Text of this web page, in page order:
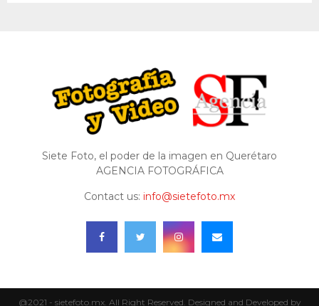
Siete Foto, el poder de la imagen en Querétaro
AGENCIA FOTOGRÁFICA
Contact us: info@sietefoto.mx
@2021 - sietefoto.mx. All Right Reserved. Designed and Developed by